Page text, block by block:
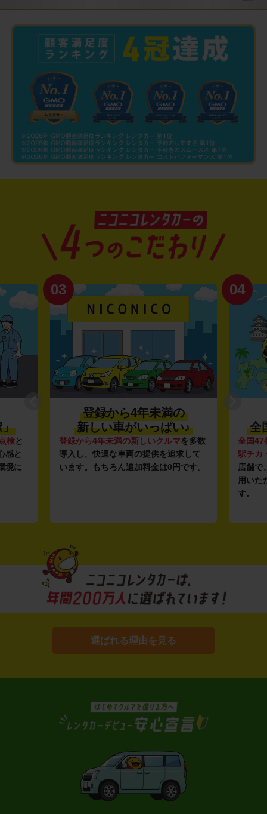
」
検と
感と
境に
03
登録から4年未満の
新しい車がいっぱい♪
登録から4年未満の新しいクルマを多数
導入し、快適な車両の提供を追求して
います。もちろん追加料金は0円です。
04
全
全国47
駅チカ
店舗で
用いた
す。
選ばれる理由を見る